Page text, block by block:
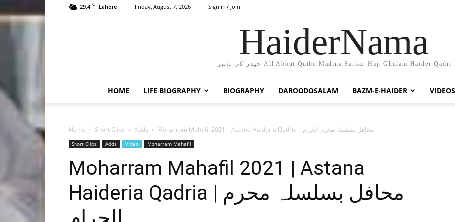
29.4 C Lahore Friday, August 7, 2026 Sign in / Join
HaiderNama
حیدر کی باتیں All About Qutbe Madina Sarkar Haji Ghulam Haider Qadri
HOME LIFE BIOGRAPHY BIOGRAPHY DAROODOSALAM BAZM-E-HAIDER VIDEOS
Home Short Clips Adds Moharram Mahafil 2021 | Astana Haideria Qadria | محافل بسلسلہ محرم الحرام
Short Clips Adds Video Moharram Mahafil
Moharram Mahafil 2021 | Astana
Haideria Qadria | محافل بسلسلہ محرم